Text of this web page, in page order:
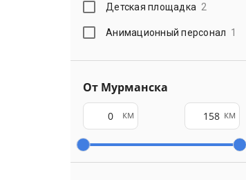
Детская площадка 2
Анимационный персонал 1
От Мурманска
км км